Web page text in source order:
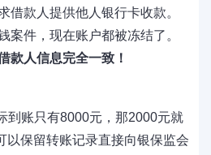
借款人提供他人银行卡收款。
案件，现在账户都被冻结了。
款人信息完全一致！
到账只有8000元，那2000元就
以保留转账记录直接向银保监会